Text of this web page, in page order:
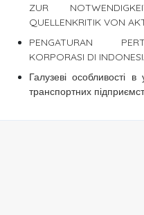
ZUR
QUELLENKRITIK VON
PENGATURAN
KORPORASI DI
Галузеві особливості
транспортних